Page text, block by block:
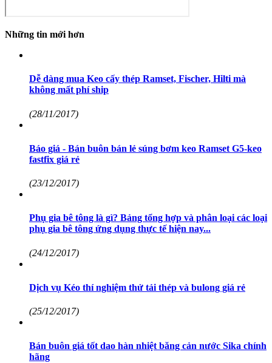
Những tin mới hơn
Dễ dàng mua Keo cấy thép Ramset, Fischer, Hilti mà
không mất phí ship
(28/11/2017)
Báo giá - Bán buôn bán lẻ súng bơm keo Ramset G5-keo
fastfix giá rẻ
(23/12/2017)
Phụ gia bê tông là gì? Bảng tổng hợp và phân loại các loại
phụ gia bê tông ứng dụng thực tế hiện nay...
(24/12/2017)
Dịch vụ Kéo thí nghiệm thử tải thép và bulong giá rẻ
(25/12/2017)
Bán buôn giá tốt dao hàn nhiệt băng cản nước Sika chính
hãng